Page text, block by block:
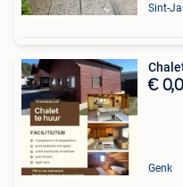
Sint-
€
Genk